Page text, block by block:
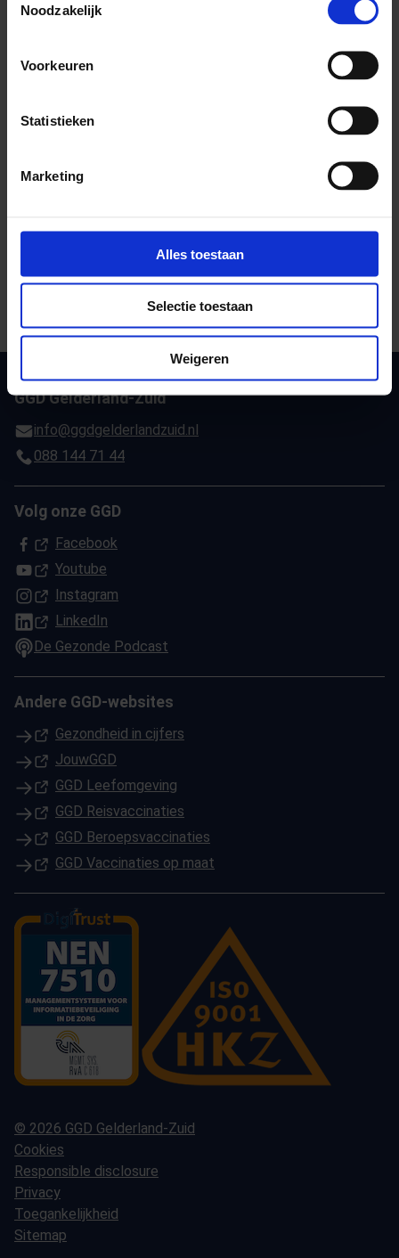
Noodzakelijk
Voorkeuren
Statistieken
Marketing
Alles toestaan
Selectie toestaan
Weigeren
Aanmelden kan door vóór 1 september onderstaand
Print deze pagina
GGD Gelderland-Zuid
info@ggdgelderlandzuid.nl
088 144 71 44
Volg onze GGD
Facebook
(Opent in een nieuw tabblad)
Youtube
(Opent in een nieuw tabblad)
Instagram
(Opent in een nieuw tabblad)
LinkedIn
(Opent in een nieuw tabblad)
De Gezonde Podcast
Andere GGD-websites
Gezondheid in cijfers
(Opent in een nieuw tabblad)
JouwGGD
(Opent in een nieuw tabblad)
GGD Leefomgeving
(Opent in een nieuw tabblad)
GGD Reisvaccinaties
(Opent in een nieuw tabblad)
GGD Beroepsvaccinaties
(Opent in een nieuw tabblad)
GGD Vaccinaties op maat
(Opent in een nieuw tabblad)
© 2026 GGD Gelderland-Zuid
Cookies
Responsible disclosure
Privacy
Toegankelijkheid
Sitemap